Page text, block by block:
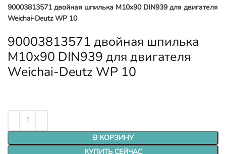
90003813571 двойная шпилька M10x90 DIN939 для двигателя
Weichai-Deutz WP 10
90003813571 двойная шпилька
M10x90 DIN939 для двигателя
Weichai-Deutz WP 10
В КОРЗИНУ
КУПИТЬ СЕЙЧАС